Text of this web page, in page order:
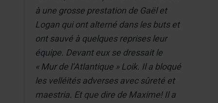
à une grosse prestation de Gaël et
Logan qui ont alterné dans les buts et
ont sauvé à quelques reprises leur
équipe. Devant eux se dressait le
« Mur de l’Atlantique » Loik. Il a bloqué
les velléités adverses avec sûreté et
maestria. Et que dire de Maxime! Il a